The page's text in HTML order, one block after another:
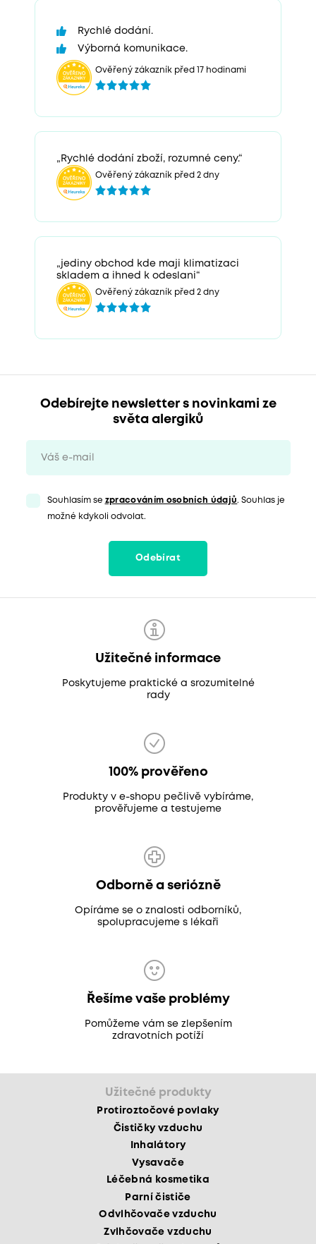
Rychlé dodání.
Výborná komunikace.
Ověřený zákazník před 17 hodinami
„Rychlé dodání zboží, rozumné ceny.“
Ověřený zákazník před 2 dny
„jediny obchod kde maji klimatizaci
skladem a ihned k odeslani“
Ověřený zákazník před 2 dny
Odebírejte newsletter s novinkami ze
světa alergiků
Souhlasím se zpracováním osobních údajů. Souhlas je
možné kdykoli odvolat.
Odebírat
Užitečné informace
Poskytujeme praktické a srozumitelné
rady
100% prověřeno
Produkty v e-shopu pečlivě vybíráme,
prověřujeme a testujeme
Odborně a seriózně
Opíráme se o znalosti odborníků,
spolupracujeme s lékaři
Řešíme vaše problémy
Pomůžeme vám se zlepšením
zdravotních potíží
Užitečné produkty
Protiroztočové povlaky
Čističky vzduchu
Inhalátory
Vysavače
Léčebná kosmetika
Parní čističe
Odvlhčovače vzduchu
Zvlhčovače vzduchu